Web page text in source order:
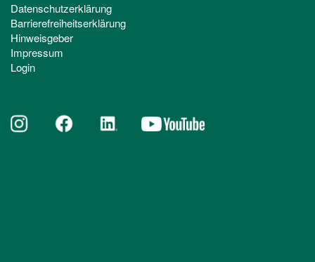
Datenschutzerklärung
Barrierefreiheitserklärung
Hinweisgeber
Impressum
Login